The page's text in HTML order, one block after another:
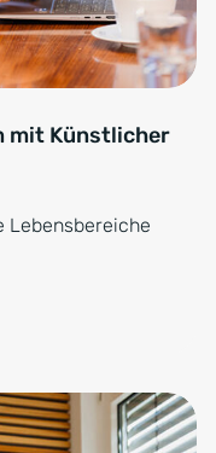
mit Künstlicher
Lebensbereiche